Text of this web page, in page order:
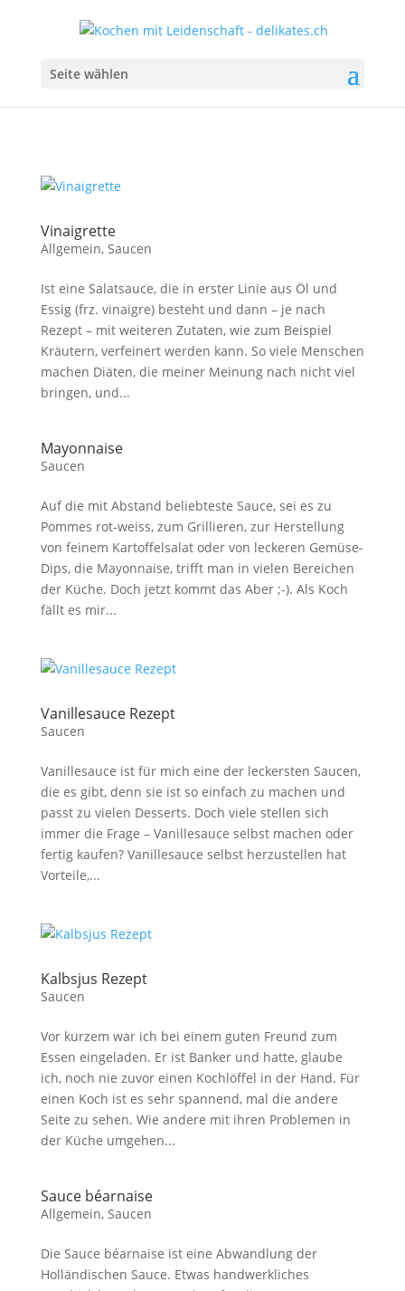
Seite wählen
Vinaigrette
Allgemein, Saucen
Ist eine Salatsauce, die in erster Linie aus Öl und
Essig (frz. vinaigre) besteht und dann – je nach
Rezept – mit weiteren Zutaten, wie zum Beispiel
Kräutern, verfeinert werden kann. So viele Menschen
machen Diäten, die meiner Meinung nach nicht viel
bringen, und...
Mayonnaise
Saucen
Auf die mit Abstand beliebteste Sauce, sei es zu
Pommes rot-weiss, zum Grillieren, zur Herstellung
von feinem Kartoffelsalat oder von leckeren Gemüse-
Dips, die Mayonnaise, trifft man in vielen Bereichen
der Küche. Doch jetzt kommt das Aber ;-). Als Koch
fällt es mir...
Vanillesauce Rezept
Saucen
Vanillesauce ist für mich eine der leckersten Saucen,
die es gibt, denn sie ist so einfach zu machen und
passt zu vielen Desserts. Doch viele stellen sich
immer die Frage – Vanillesauce selbst machen oder
fertig kaufen? Vanillesauce selbst herzustellen hat
Vorteile,...
Kalbsjus Rezept
Saucen
Vor kurzem war ich bei einem guten Freund zum
Essen eingeladen. Er ist Banker und hatte, glaube
ich, noch nie zuvor einen Kochlöffel in der Hand. Für
einen Koch ist es sehr spannend, mal die andere
Seite zu sehen. Wie andere mit ihren Problemen in
der Küche umgehen...
Sauce béarnaise
Allgemein, Saucen
Die Sauce béarnaise ist eine Abwandlung der
Holländischen Sauce. Etwas handwerkliches